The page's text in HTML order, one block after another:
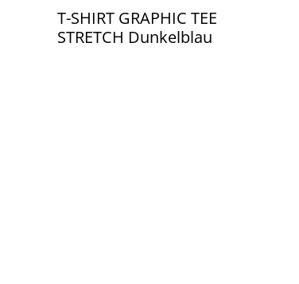
T-SHIRT GRAPHIC TEE
STRETCH Dunkelblau